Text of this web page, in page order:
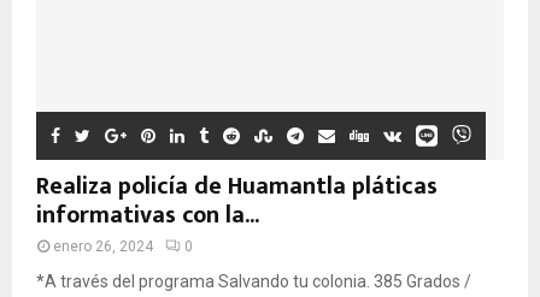
Realiza policía de Huamantla pláticas
informativas con la...
enero 26, 2024 0
*A través del programa Salvando tu colonia. 385 Grados /